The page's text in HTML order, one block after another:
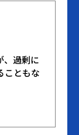
、過剰に
こともな